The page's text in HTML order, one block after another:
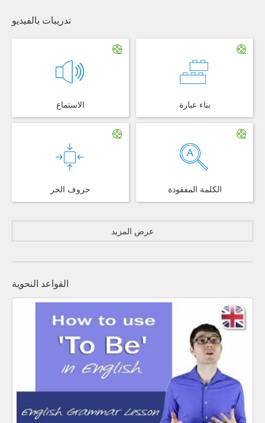
تدريبات بالفيديو
الاستماع بناء عبارة
حروف الجر الكلمة المفقودة
عرض المزيد
القواعد النحوية